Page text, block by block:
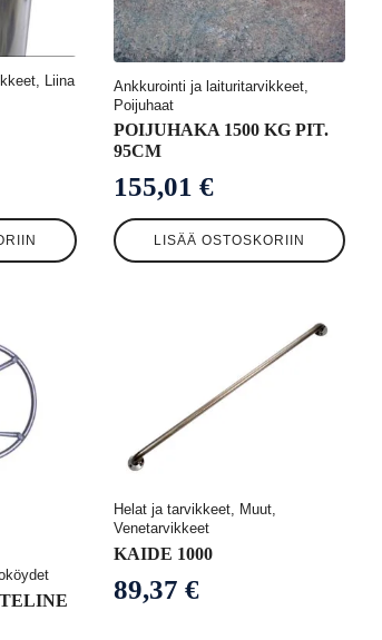
Liina
Ankkurointi ja laituritarvikkeet,
Poijuhaat
POIJUHAKA 1500 KG PIT.
95CM
155,01€
LISÄÄ OSTOSKORIIN
Helat ja tarvikkeet, Muut,
Venetarvikkeet
KAIDE 1000
89,37€